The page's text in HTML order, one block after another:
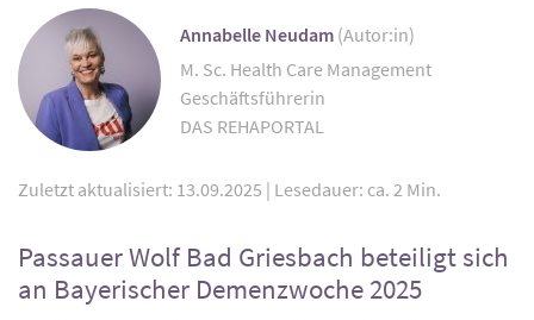
Annabelle Neudam (Autor:in)
M. Sc. Health Care Management
Geschäftsführerin
DAS REHAPORTAL
Zuletzt aktualisiert: 13.09.2025 | Lesedauer: ca. 2 Min.
Passauer Wolf Bad Griesbach beteiligt sich
an Bayerischer Demenzwoche 2025